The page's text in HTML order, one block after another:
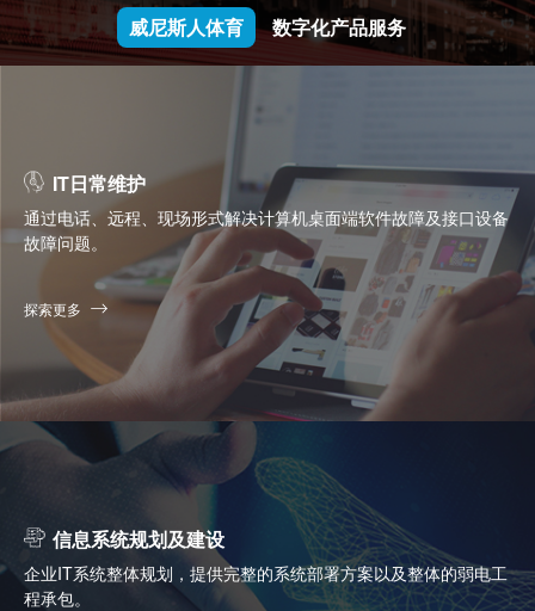
威尼斯人体育 数字化产品服务
IT日常维护
通过电话、远程、现场形式解决计算机桌面端软件故障及接口设备
故障问题。
探索更多
信息系统规划及建设
企业IT系统整体规划，提供完整的系统部署方案以及整体的弱电工
程承包。